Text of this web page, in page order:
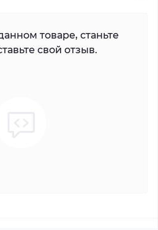
товаре, станьте
свой отзыв.